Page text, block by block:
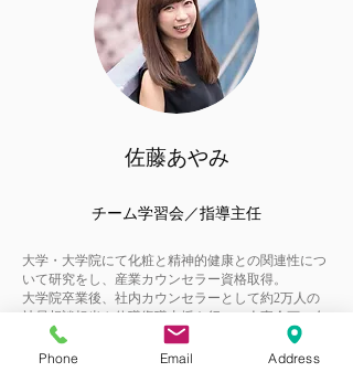
佐藤あやみ
チーム学習会／指導主任
大学・大学院にて化粧と精神的健康との関連性につ
いて研究をし、産業カウンセラー資格取得。
大学院卒業後、社内カウンセラーとして約2万人の
社員相談担当や休職復職支援を行い、人事企画・女
性活躍推進に携わる。
現在は、パーソナルカラーでセレクトできる化粧品
Phone Email Address